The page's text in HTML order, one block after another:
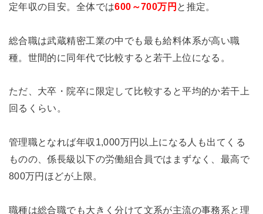
定年収の目安。全体では600～700万円 と推定。
総合職は武蔵精密工業の中でも最も給料体系が高い職
種。世間的に同年代で比較すると若干上位になる。
ただ、大卒・院卒に限定して比較すると平均的か若干上
回るくらい。
管理職となれば年収1,000万円以上になる人も出てくる
ものの、係長級以下の労働組合員ではまずなく、最高で
800万円ほどが上限。
職種は総合職でも大きく分けて文系が主流の事務系と理